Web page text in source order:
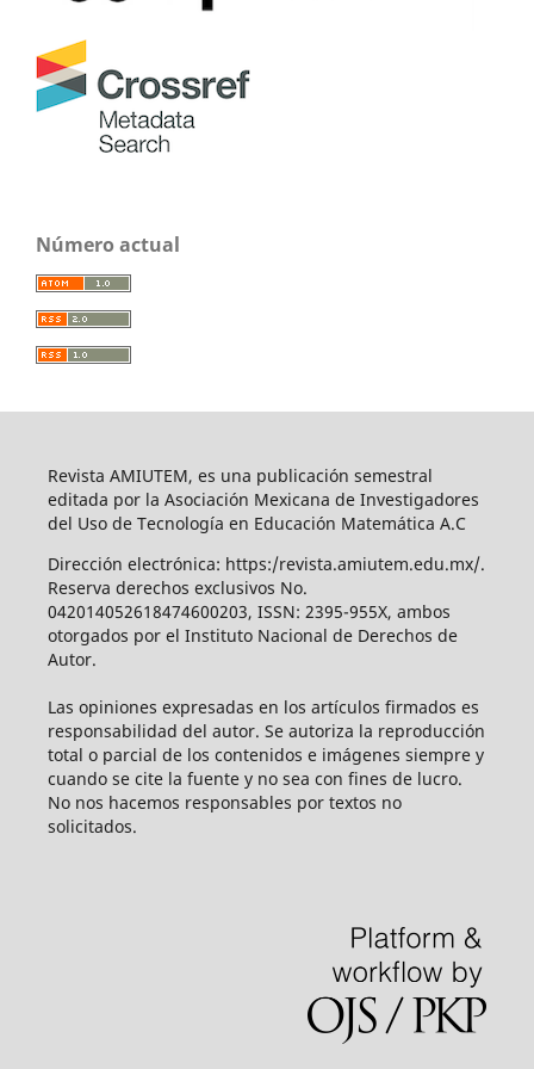
Número actual
Revista AMIUTEM, es una publicación semestral
editada por la Asociación Mexicana de Investigadores
del Uso de Tecnología en Educación Matemática A.C
Dirección electrónica: https:/revista.amiutem.edu.mx/.
Reserva derechos exclusivos No.
042014052618474600203, ISSN: 2395-955X, ambos
otorgados por el Instituto Nacional de Derechos de
Autor.
Las opiniones expresadas en los artículos firmados es
responsabilidad del autor. Se autoriza la reproducción
total o parcial de los contenidos e imágenes siempre y
cuando se cite la fuente y no sea con fines de lucro.
No nos hacemos responsables por textos no
solicitados.